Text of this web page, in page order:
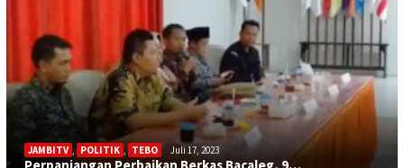
JAMBITV , POLITIK TEBO Juli 17, 2023
Perpanjangan Perbaikan Berkas Bacaleg, 9…